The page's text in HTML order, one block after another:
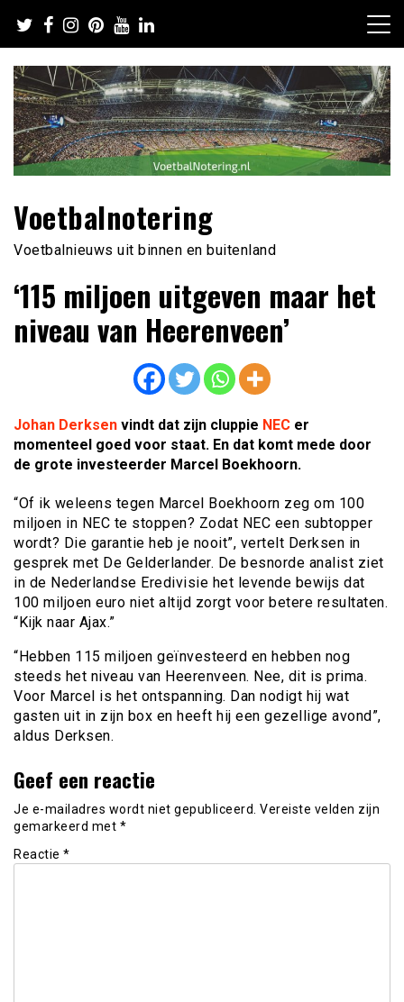
naar
de
inhoud
Voetbalnotering
Voetbalnieuws uit binnen en buitenland
‘115 miljoen uitgeven maar het
niveau van Heerenveen’
Johan Derksen vindt dat zijn cluppie NEC er
momenteel goed voor staat. En dat komt mede door
de grote investeerder Marcel Boekhoorn.
“Of ik weleens tegen Marcel Boekhoorn zeg om 100
miljoen in NEC te stoppen? Zodat NEC een subtopper
wordt? Die garantie heb je nooit”, vertelt Derksen in
gesprek met De Gelderlander. De besnorde analist ziet
in de Nederlandse Eredivisie het levende bewijs dat
100 miljoen euro niet altijd zorgt voor betere resultaten.
“Kijk naar Ajax.”
“Hebben 115 miljoen geïnvesteerd en hebben nog
steeds het niveau van Heerenveen. Nee, dit is prima.
Voor Marcel is het ontspanning. Dan nodigt hij wat
gasten uit in zijn box en heeft hij een gezellige avond”,
aldus Derksen.
Geef een reactie
Je e-mailadres wordt niet gepubliceerd. Vereiste velden zijn
gemarkeerd met *
Reactie *